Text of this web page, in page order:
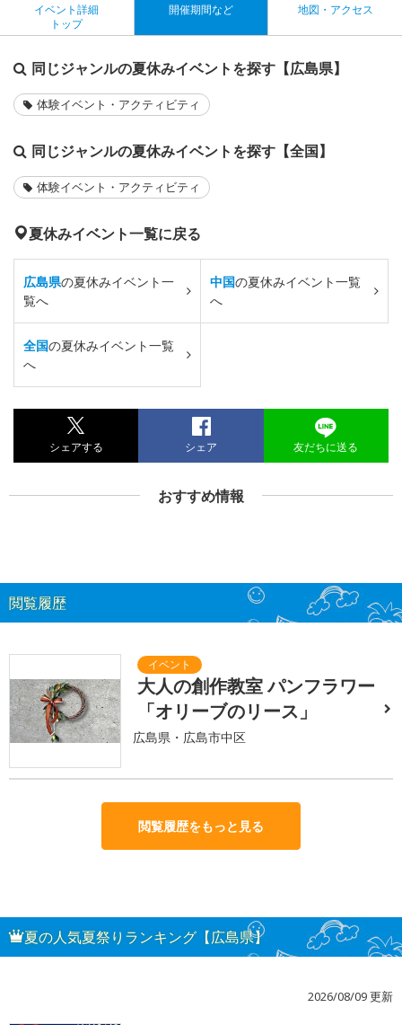
イベント詳細
トップ
開催期間など 地図・アクセス
同じジャンルの夏休みイベントを探す【広島県】
体験イベント・アクティビティ
同じジャンルの夏休みイベントを探す【全国】
体験イベント・アクティビティ
夏休みイベント一覧に戻る
広島県の夏休みイベント一
覧へ
中国の夏休みイベント一覧
へ
全国の夏休みイベント一覧
へ
シェアする シェア 友だちに送る
おすすめ情報
閲覧履歴
大人の創作教室 パンフラワー
「オリーブのリース」
広島県・広島市中区
閲覧履歴をもっと見る
夏の人気夏祭りランキング【広島県】
2026/08/09 更新